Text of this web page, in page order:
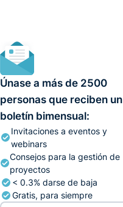
Únase a más de 2500
personas que reciben un
boletín bimensual:
Invitaciones a eventos y
webinars
Consejos para la gestión de
proyectos
< 0.3% darse de baja
Gratis, para siempre